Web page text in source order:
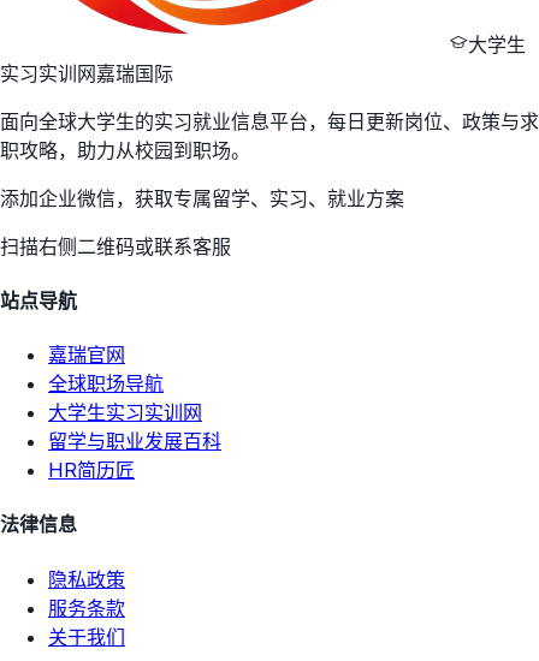
大学生
实习实训网嘉瑞国际
面向全球大学生的实习就业信息平台，每日更新岗位、政策与求
职攻略，助力从校园到职场。
添加企业微信，获取专属留学、实习、就业方案
扫描右侧二维码或联系客服
站点导航
嘉瑞官网
全球职场导航
大学生实习实训网
留学与职业发展百科
HR简历匠
法律信息
隐私政策
服务条款
关于我们